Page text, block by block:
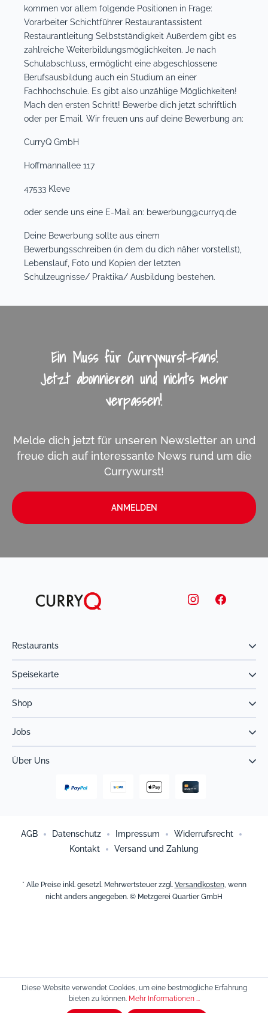
kommen vor allem folgende Positionen in Frage:
Vorarbeiter Schichtführer Restaurantassistent
Restaurantleitung Selbstständigkeit Außerdem gibt es
zahlreiche Weiterbildungsmöglichkeiten. Je nach
Schulabschluss, ermöglicht eine abgeschlossene
Berufsausbildung auch ein Studium an einer
Fachhochschule. Es gibt also unzählige Möglichkeiten!
Mach den ersten Schritt! Bewerbe dich jetzt schriftlich
oder per Email. Wir freuen uns auf deine Bewerbung an:
CurryQ GmbH
Hoffmannallee 117
47533 Kleve
oder sende uns eine E-Mail an: bewerbung@curryq.de
Deine Bewerbung sollte aus einem
Bewerbungsschreiben (in dem du dich näher vorstellst),
Lebenslauf, Foto und Kopien der letzten
Schulzeugnisse/ Praktika/ Ausbildung bestehen.
Ein Muss für Currywurst-Fans!
Jetzt abonnieren und nichts mehr
verpassen!
Melde dich jetzt für unseren Newsletter an und
freue dich auf interessante News rund um die
Currywurst!
ANMELDEN
Restaurants
Speisekarte
Shop
Jobs
Über Uns
AGB Datenschutz Impressum
Widerrufsrecht
Kontakt
Versand und Zahlung
* Alle Preise inkl. gesetzl. Mehrwertsteuer zzgl. Versandkosten, wenn
nicht anders angegeben. © Metzgerei Quartier GmbH
Diese Website verwendet Cookies, um eine bestmögliche Erfahrung
bieten zu können. Mehr Informationen ...